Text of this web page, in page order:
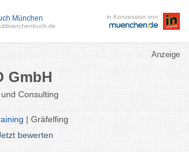
München in Konzession von
Anzeige
GmbH
Consulting
| Gräfelfing
bewerten